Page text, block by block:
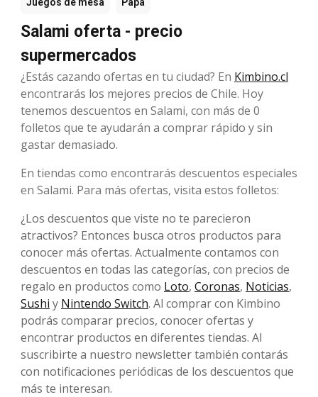
Salami oferta - precio
supermercados
¿Estás cazando ofertas en tu ciudad? En Kimbino.cl
encontrarás los mejores precios de Chile. Hoy
tenemos descuentos en Salami, con más de 0
folletos que te ayudarán a comprar rápido y sin
gastar demasiado.
En tiendas como encontrarás descuentos especiales
en Salami. Para más ofertas, visita estos folletos:
¿Los descuentos que viste no te parecieron
atractivos? Entonces busca otros productos para
conocer más ofertas. Actualmente contamos con
descuentos en todas las categorías, con precios de
regalo en productos como Loto, Coronas, Noticias,
Sushi y Nintendo Switch. Al comprar con Kimbino
podrás comparar precios, conocer ofertas y
encontrar productos en diferentes tiendas. Al
suscribirte a nuestro newsletter también contarás
con notificaciones periódicas de los descuentos que
más te interesan.